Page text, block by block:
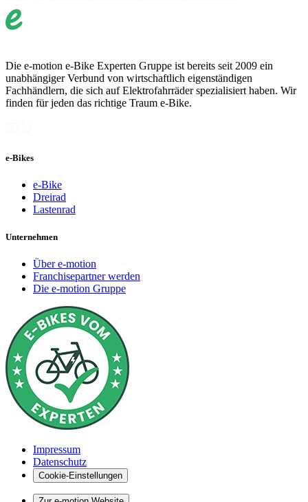
Die e-motion e-Bike Experten Gruppe ist bereits seit 2009 ein
unabhängiger Verbund von wirtschaftlich eigenständigen
Fachhändlern, die sich auf Elektrofahrräder spezialisiert haben. Wir
finden für jeden das richtige Traum e-Bike.
e-Bikes
e-Bike
Dreirad
Lastenrad
Unternehmen
Über e-motion
Franchisepartner werden
Die e-motion Gruppe
Impressum
Datenschutz
Cookie-Einstellungen